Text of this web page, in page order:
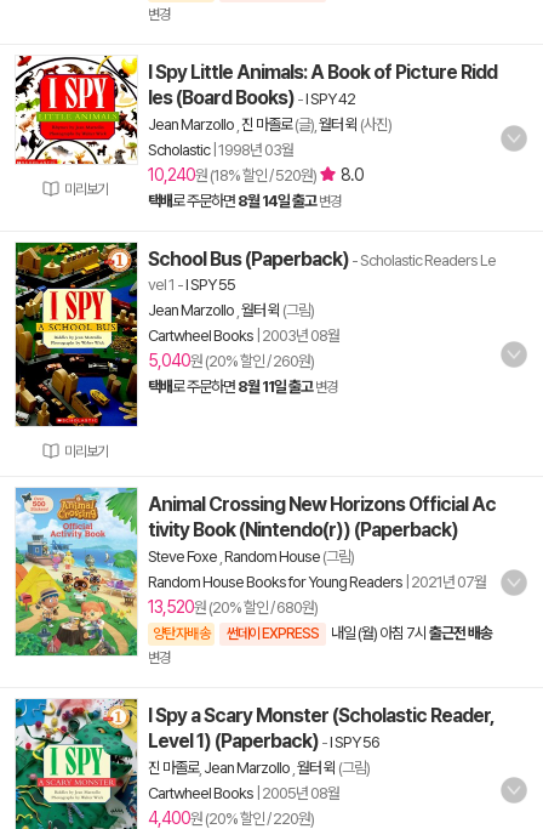
변경
미리보기
I Spy Little Animals: A Book of Picture Ridd
les (Board Books) -I SPY 42
Jean Marzollo 진 마졸로(글), 월터 윅 (사진)
Scholastic| 1998년 03월
10,240원 (18% 할인 / 520원) 8.0
택배로 주문하면 8월 14일 출고 변경
미리보기
School Bus (Paperback) - Scholastic Readers Le
vel 1 -I SPY 55
Jean Marzollo 월터 윅 (그림)
Cartwheel Books 2003년 08월
5,040원 (20% 할인 / 260원)
택배로 주문하면 8월 11일 출고 변경
Animal Crossing New Horizons Official Ac
tivity Book (Nintendo(r)) (Paperback)
Steve Foxe Random House (그림)
Random House Books for Young Readers 2021년 07월
13,520원 (20% 할인 / 680원)
양탄자배송 썬데이 EXPRESS 내일 (월) 아침 7시 출근전 배송
변경
I Spy a Scary Monster (Scholastic Reader,
Level 1) (Paperback) -I SPY 56
진 마졸로, Jean Marzollo 월터 윅 (그림)
Cartwheel Books 2005년 08월
4,400원 (20% 할인 / 220원)